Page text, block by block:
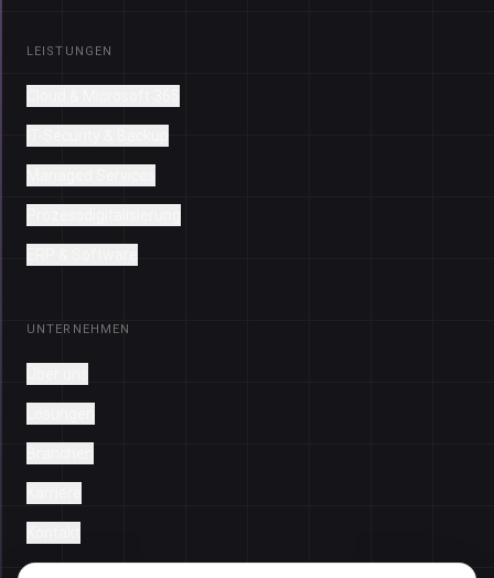
LEISTUNGEN
UNTERNEHMEN